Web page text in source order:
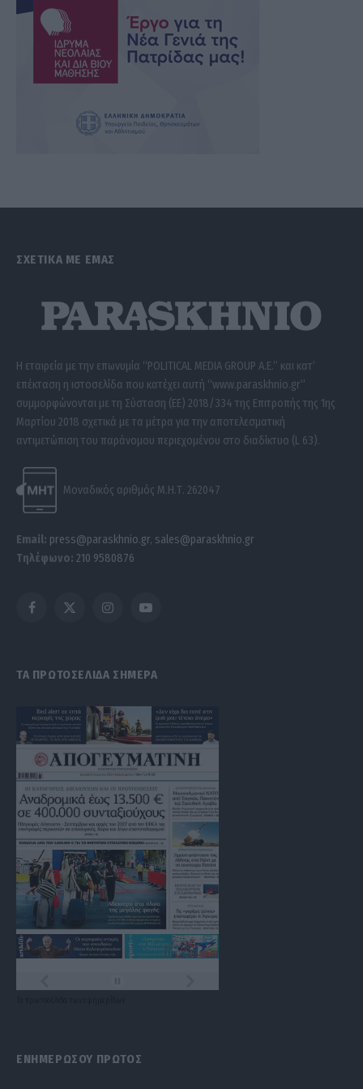
ΣΧΕΤΙΚΑ ΜΕ ΕΜΑΣ
Η εταιρεία με την επωνυμία “POLITICAL MEDIA GROUP A.E.” και κατ’
επέκταση η ιστοσελίδα που κατέχει αυτή “www.paraskhnio.gr”
συμμορφώνονται με τη Σύσταση (ΕΕ) 2018/334 της Επιτροπής της 1ης
Μαρτίου 2018 σχετικά με τα μέτρα για την αποτελεσματική
αντιμετώπιση του παράνομου περιεχομένου στο διαδίκτυο (L 63).
Μοναδικός αριθμός Μ.Η.Τ. 262047
Email: press@paraskhnio.gr, sales@paraskhnio.gr
Τηλέφωνο: 210 9580876
Facebook
X
InstagramYouTube
ΤΑ ΠΡΩΤΟΣΕΛΙΔΑ ΣΗΜΕΡΑ
ΕΝΗΜΕΡΩΣΟΥ ΠΡΩΤΟΣ